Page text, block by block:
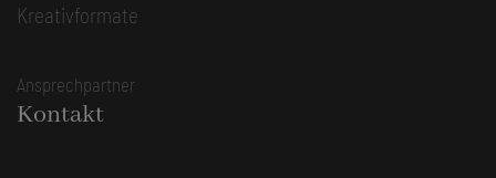
Kreativformate
Ansprechpartner
Kontakt